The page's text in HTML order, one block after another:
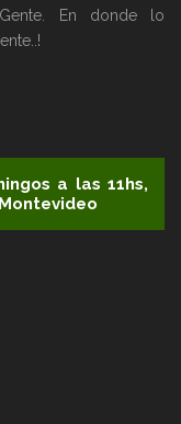
En donde lo
a las 11hs,